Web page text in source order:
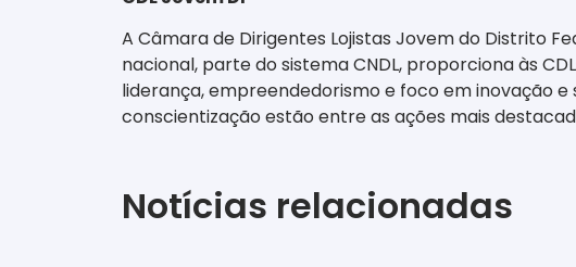
A Câmara de Dirigentes Lojistas Jovem do Distrito
nacional, parte do sistema CNDL, proporciona às
liderança, empreendedorismo e foco em inovação
conscientização estão entre as ações mais
Notícias relacionadas